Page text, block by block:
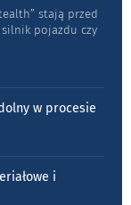
stają przed
pojazdu czy
w procesie
i